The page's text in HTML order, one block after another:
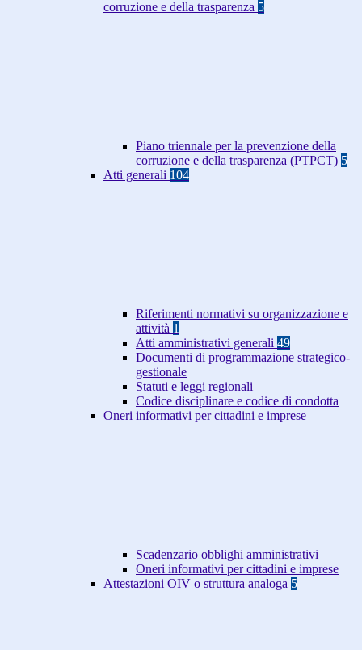
corruzione e della trasparenza 5
Piano triennale per la prevenzione della
corruzione e della trasparenza (PTPCT) 5
Atti generali 104
Riferimenti normativi su organizzazione e
attività 1
Atti amministrativi generali 49
Documenti di programmazione strategico-
gestionale
Statuti e leggi regionali
Codice disciplinare e codice di condotta
Oneri informativi per cittadini e imprese
Scadenzario obblighi amministrativi
Oneri informativi per cittadini e imprese
Attestazioni OIV o struttura analoga 5